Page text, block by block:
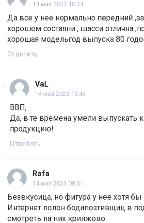
14 мая 2023 10:34
Да все у неё нормально передний
хорошем состаяни , шасси отлична
хорошая модельгод выпуска 80
Ответить
VaL
14 мая 2023 15:43
ВВП,
Да, в те времена умели выпускать
продукцию!
Ответить
Rafa
14 мая 2023 08:31
Безвкусица, но фигура у неё хотя
Интернет полон бодипозтивщиц в
смотреть на них кринжово.